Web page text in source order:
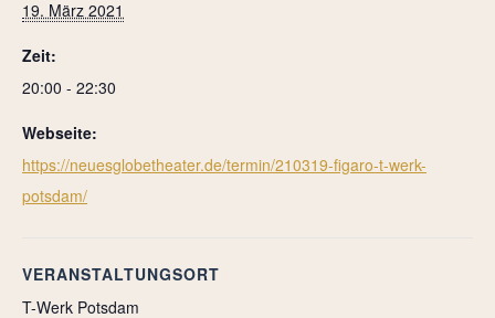
19. März 2021
Zeit:
20:00 - 22:30
Webseite:
https://neuesglobetheater.de/termin/210319-figaro-t-werk-
potsdam/
VERANSTALTUNGSORT
T-Werk Potsdam